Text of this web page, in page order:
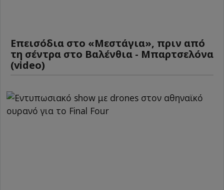
Επεισόδια στο «Μεστάγια», πριν από
τη σέντρα στο Βαλένθια - Μπαρτσελόνα
(video)